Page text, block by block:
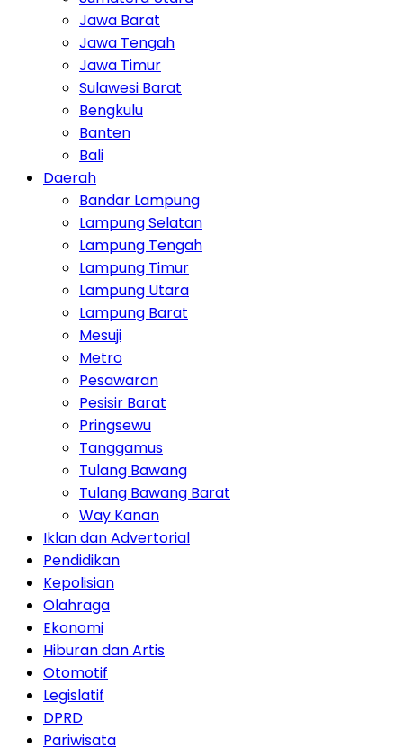
Jawa Barat
Jawa Tengah
Jawa Timur
Sulawesi Barat
Bengkulu
Banten
Bali
Daerah
Bandar Lampung
Lampung Selatan
Lampung Tengah
Lampung Timur
Lampung Utara
Lampung Barat
Mesuji
Metro
Pesawaran
Pesisir Barat
Pringsewu
Tanggamus
Tulang Bawang
Tulang Bawang Barat
Way Kanan
Iklan dan Advertorial
Pendidikan
Kepolisian
Olahraga
Ekonomi
Hiburan dan Artis
Otomotif
Legislatif
DPRD
Pariwisata